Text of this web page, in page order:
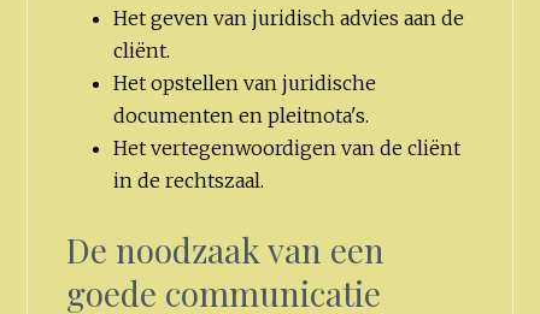
Het geven van juridisch advies aan de
cliënt.
Het opstellen van juridische
documenten en pleitnota's.
Het vertegenwoordigen van de cliënt
in de rechtszaal.
De noodzaak van een
goede communicatie